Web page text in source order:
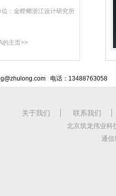
位：金螳螂浙江设计研究所
的主页>>
电话：13488763058
关于我们 联系我们
北京筑龙伟业科
通